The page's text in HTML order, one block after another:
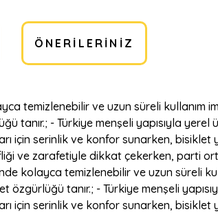
ÖNERILERINIZ
temizlenebilir ve uzun süreli kullanım
tanır.; - Türkiye menşeli yapısıyla yerel
için serinlik ve konfor sunarken, bisiklet
ve zarafetiyle dikkat çekerken, parti
kolayca temizlenebilir ve uzun süreli
tanır.; - Türkiye menşeli
için serinlik ve konfor sunarken, bisiklet